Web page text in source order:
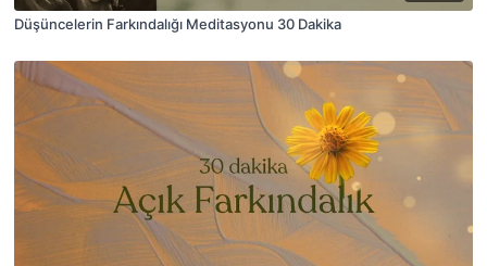
Düşüncelerin Farkındalığı Meditasyonu 30 Dakika